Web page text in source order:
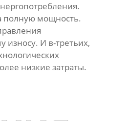
полную мощность.
износу. И в-третьих,
низкие затраты.